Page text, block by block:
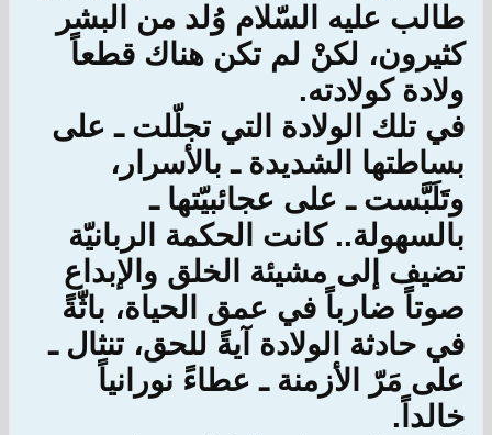
طالب عليه السّلام وُلد من البشر
كثيرون، لكنْ لم تكن هناك قطعاً
ولادة كولادته.
في تلك الولادة التي تجلّلت ـ على
بساطتها الشديدة ـ بالأسرار،
وتَلَبَّست ـ على عجائبيّتها ـ
بالسهولة.. كانت الحكمة الربانيّة
تضيف إلى مشيئة الخلق والإبداع
صوتاً ضارباً في عمق الحياة، باثّةً
في حادثة الولادة آيةً للحق، تنثال ـ
على مَرّ الأزمنة ـ عطاءً نورانياً
خالداً.